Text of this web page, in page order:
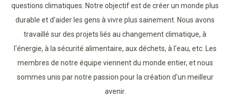
questions climatiques. Notre objectif est de créer un monde plus
durable et d'aider les gens à vivre plus sainement. Nous avons
travaillé sur des projets liés au changement climatique, à
l'énergie, à la sécurité alimentaire, aux déchets, à l'eau, etc. Les
membres de notre équipe viennent du monde entier, et nous
sommes unis par notre passion pour la création d'un meilleur
avenir.